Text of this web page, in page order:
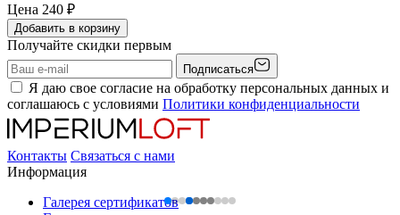
Цена 240 ₽
Добавить в корзину
Получайте скидки первым
Подписаться
Я даю свое согласие на обработку персональных данных и
соглашаюсь с условиями Политики конфиденциальности
Контакты Связаться с нами
Информация
Галерея сертификатов